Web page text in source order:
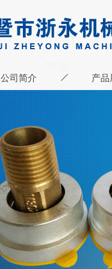
公司简介 产品